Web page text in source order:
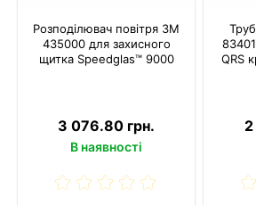
Розподілювач повітря 3M
435000 для захисного
щитка Speedglas™ 9000
3 076.80 грн.
В наявності
QRS